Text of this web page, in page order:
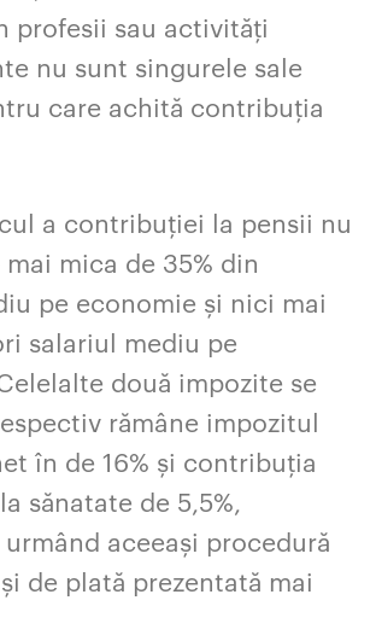
profesii sau activități
nu sunt singurele sale
care achită contribuția
a contribuției la pensii nu
mica de 35% din
pe economie și nici mai
salariul mediu pe
două impozite se
rămâne impozitul
în de 16% și contribuția
sănatate de 5,5%,
aceeași procedură
de plată prezentată mai